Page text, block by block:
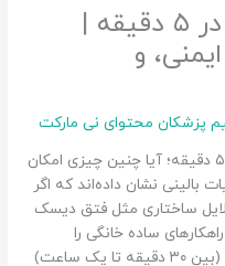
۵ درمان فوری کمر درد در ۵ دقیقه |
و
پزشکان محتوای نی مارکت
درمان فوری کمردرد در خانه، آن هم در ۵ دقیقه؛ آیا چنین چیزی امکان
بالینی نشان داده‌اند که اگر
ساختاری مثل فتق دیسک
ساده خانگی را
می‌تواند برای تسکین فوری کمردرد خود (بین ۳۰ دقیقه تا یک ساعت)